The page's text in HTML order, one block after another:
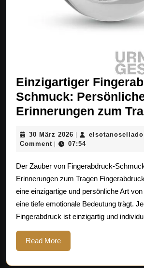
Einzigartiger
Schmuck:
Erinnerungen zum
30 März 2026 30
März
elsotanosellado
Comment
07:54
Der Zauber von Fingerabdruck-
Erinnerungen zum Tragen
eine einzigartige und persönliche Art
eine tiefe emotionale Bedeutung trägt.
Fingerabdruck ist einzigartig und
Read MoreRead
More